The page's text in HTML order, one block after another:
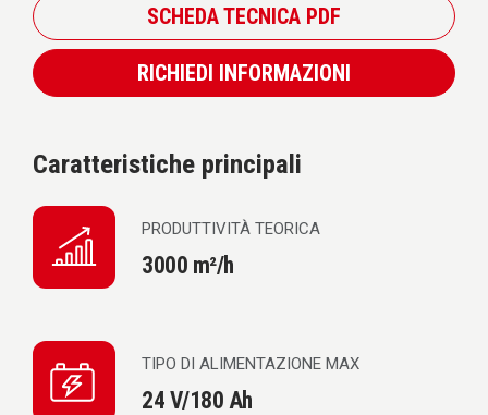
SCHEDA TECNICA PDF
RICHIEDI INFORMAZIONI
Caratteristiche principali
PRODUTTIVITÀ TEORICA
3000 m²/h
TIPO DI ALIMENTAZIONE MAX
24 V/180 Ah